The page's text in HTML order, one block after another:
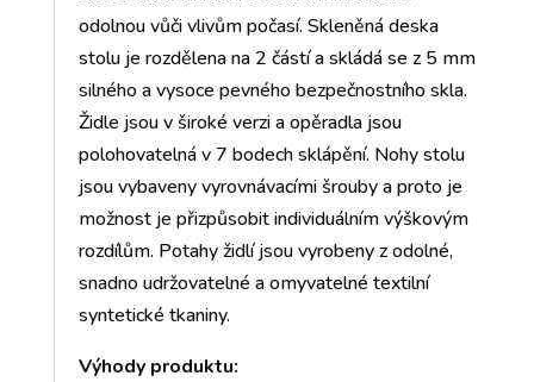
odolnou vůči vlivům počasí. Skleněná deska
stolu je rozdělena na 2 částí a skládá se z 5 mm
silného a vysoce pevného bezpečnostního skla.
Židle jsou v široké verzi a opěradla jsou
polohovatelná v 7 bodech sklápění. Nohy stolu
jsou vybaveny vyrovnávacími šrouby a proto je
možnost je přizpůsobit individuálním výškovým
rozdílům. Potahy židlí jsou vyrobeny z odolné,
snadno udržovatelné a omyvatelné textilní
syntetické tkaniny.
Výhody produktu: